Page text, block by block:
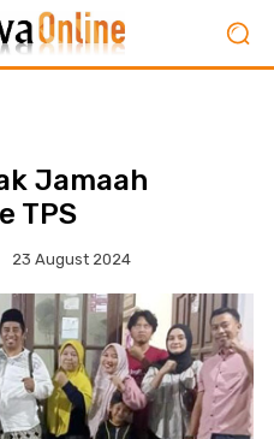
Jamaah
TPS
23 August 2024